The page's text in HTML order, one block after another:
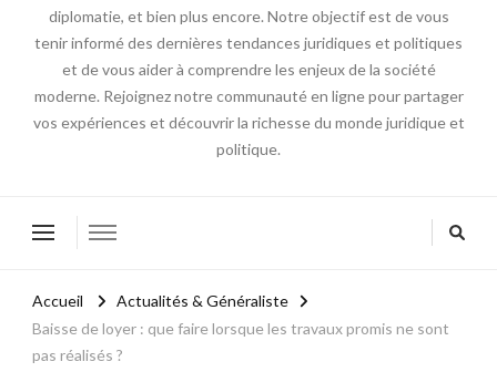
diplomatie, et bien plus encore. Notre objectif est de vous
tenir informé des dernières tendances juridiques et politiques
et de vous aider à comprendre les enjeux de la société
moderne. Rejoignez notre communauté en ligne pour partager
vos expériences et découvrir la richesse du monde juridique et
politique.
Accueil
Actualités & Généraliste
Baisse de loyer : que faire lorsque les travaux promis ne sont
pas réalisés ?